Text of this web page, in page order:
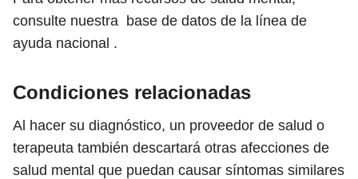
consulte nuestra base de datos de la línea de
ayuda nacional .
Condiciones relacionadas
Al hacer su diagnóstico, un proveedor de salud o
terapeuta también descartará otras afecciones de
salud mental que puedan causar síntomas similares